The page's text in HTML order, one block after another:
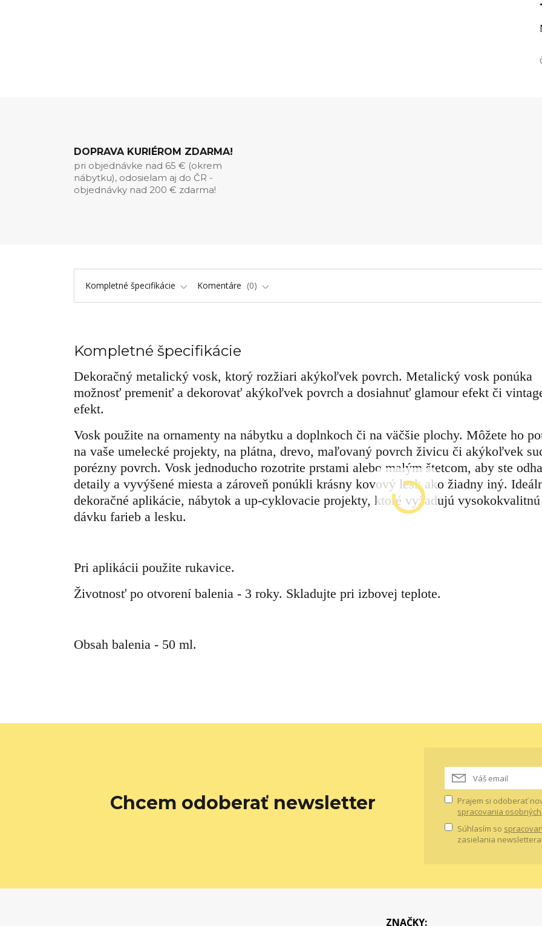
DOPRAVA KURIÉROM ZDARMA!
pri objednávke nad 65 € (okrem
nábytku), odosielam aj do ČR -
objednávky nad 200 € zdarma!
Kompletné špecifikácie Komentáre 0
Kompletné špecifikácie
Dekoračný metalický vosk, ktorý rozžiari akýkoľvek povrch. Metalický vosk ponúka
možnosť premeniť a dekorovať akýkoľvek povrch a dosiahnuť glamour efekt či
efekt.
Vosk použite na ornamenty na nábytku a doplnkoch či na väčšie plochy. Môžete ho
na vaše umelecké projekty, na plátna, drevo, maľovaný povrch živicu či akýkoľvek
porézny povrch. Vosk jednoducho rozotrite prstami alebo malým štetcom, aby ste
detaily a vyvýšené miesta a zároveň ponúkli krásny kovový lesk ako žiadny iný.
dekoračné aplikácie, nábytok a up-cyklovacie projekty, ktoré vyžadujú vysokokvalitnú
dávku farieb a lesku.
Pri aplikácii použite rukavice.
Životnosť po otvorení balenia - 3 roky. Skladujte pri izbovej teplote.
Obsah balenia - 50 ml.
Chcem odoberať newsletter
Prajem si odoberať
spracovania
Súhlasím so
zasielania
ZNAČKY: